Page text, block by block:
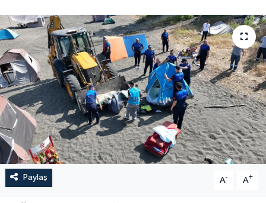
Paylaş A- A+
SAĞLIK
KÜLTÜR-SANAT
YAŞAM
RESMİ İLAN
Tüm Manşetler
Son Dakika Haberleri
Haber Arşivi